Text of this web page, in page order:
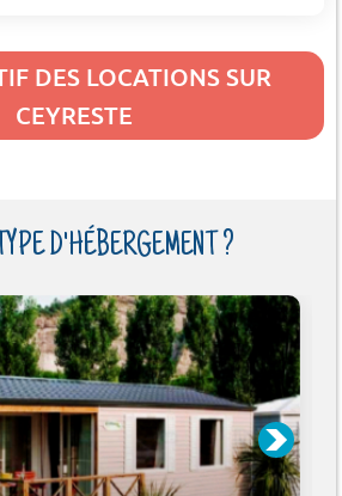
DES LOCATIONS SUR
CEYRESTE
D'HÉBERGEMENT ?